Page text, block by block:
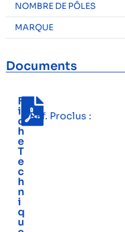
NOMBRE DE PÔLES
MARQUE
Documents
F
i
c
h
e
T
e
c
h
n
i
q
u
Réf. Proclus :